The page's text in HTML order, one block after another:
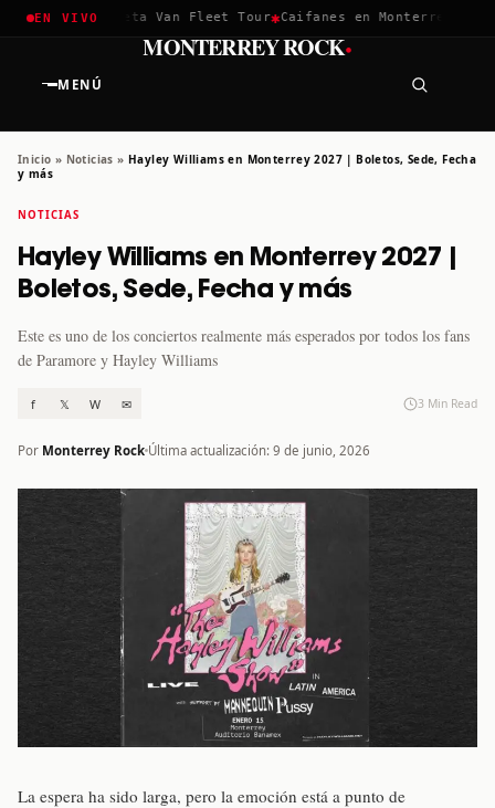
EN VIVO
2026✱Greta Van Fleet Tour✱Caifanes en Monterrey · 12
MENÚ
MONTERREY ROCK·
Inicio » Noticias » Hayley Williams en Monterrey 2027 | Boletos, Sede, Fecha
y más
NOTICIAS
Hayley Williams en Monterrey 2027 |
Boletos, Sede, Fecha y más
Este es uno de los conciertos realmente más esperados por todos los fans
de Paramore y Hayley Williams
f 𝕏 W ✉ 3 Min Read
Por Monterrey Rock Última actualización: 9 de junio, 2026
La espera ha sido larga, pero la emoción está a punto de